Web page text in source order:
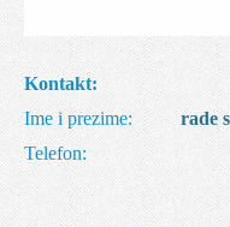
Kontakt:
Ime i prezime:
rade
Telefon: